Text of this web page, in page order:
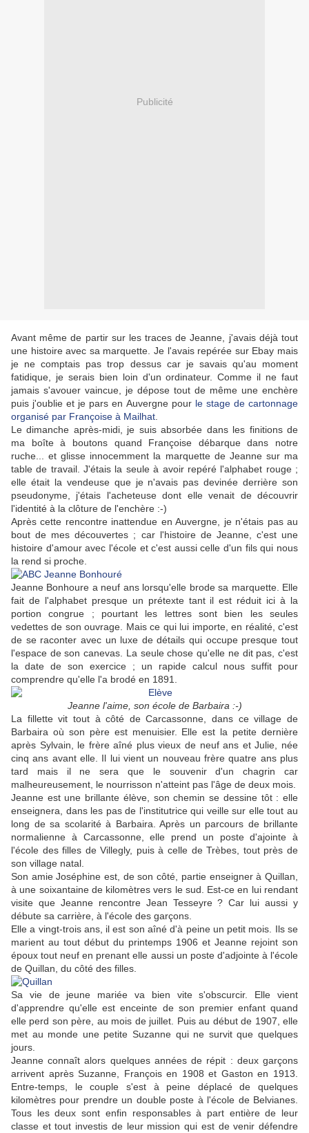
Publicité
Avant même de partir sur les traces de Jeanne, j'avais déjà tout
une histoire avec sa marquette. Je l'avais repérée sur Ebay mais
je ne comptais pas trop dessus car je savais qu'au moment
fatidique, je serais bien loin d'un ordinateur. Comme il ne faut
jamais s'avouer vaincue, je dépose tout de même une enchère
puis j'oublie et je pars en Auvergne pour le stage de cartonnage
organisé par Françoise à Mailhat
Le dimanche après-midi, je suis absorbée dans les finitions de
ma boîte à boutons quand Françoise débarque dans notre
ruche... et glisse innocemment la marquette de Jeanne sur ma
table de travail. J'étais la seule à avoir repéré l'alphabet rouge ;
elle était la vendeuse que je n'avais pas devinée derrière son
pseudonyme, j'étais l'acheteuse dont elle venait de découvrir
l'identité à la clôture de l'enchère :-)
Après cette rencontre inattendue en Auvergne, je n'étais pas au
bout de mes découvertes ; car l'histoire de Jeanne, c'est une
histoire d'amour avec l'école et c'est aussi celle d'un fils qui nous
la rend si proche.
Jeanne Bonhoure a neuf ans lorsqu'elle brode sa marquette. Elle
fait de l'alphabet presque un prétexte tant il est réduit ici à la
portion congrue ; pourtant les lettres sont bien les seules
vedettes de son ouvrage. Mais ce qui lui importe, en réalité, c'est
de se raconter avec un luxe de détails qui occupe presque tout
l'espace de son canevas. La seule chose qu'elle ne dit pas, c'est
la date de son exercice ; un rapide calcul nous suffit pour
comprendre qu'elle l'a brodé en 1891.
Jeanne l'aime, son école de Barbaira :-)
La fillette vit tout à côté de Carcassonne, dans ce village de
Barbaira où son père est menuisier. Elle est la petite dernière
après Sylvain, le frère aîné plus vieux de neuf ans et Julie, née
cinq ans avant elle. Il lui vient un nouveau frère quatre ans plus
tard mais il ne sera que le souvenir d'un chagrin car
malheureusement, le nourrisson n'atteint pas l'âge de deux mois.
Jeanne est une brillante élève, son chemin se dessine tôt : elle
enseignera, dans les pas de l'institutrice qui veille sur elle tout au
long de sa scolarité à Barbaira. Après un parcours de brillante
normalienne à Carcassonne, elle prend un poste d'ajointe à
l'école des filles de Villegly, puis à celle de Trèbes, tout près de
son village natal.
Son amie Joséphine est, de son côté, partie enseigner à Quillan,
à une soixantaine de kilomètres vers le sud. Est-ce en lui rendant
visite que Jeanne rencontre Jean Tesseyre ? Car lui aussi y
débute sa carrière, à l'école des garçons.
Elle a vingt-trois ans, il est son aîné d'à peine un petit mois. Ils se
marient au tout début du printemps 1906 et Jeanne rejoint son
époux tout neuf en prenant elle aussi un poste d'adjointe à l'école
de Quillan, du côté des filles.
Sa vie de jeune mariée va bien vite s'obscurcir. Elle vient
d'apprendre qu'elle est enceinte de son premier enfant quand
elle perd son père, au mois de juillet. Puis au début de 1907, elle
met au monde une petite Suzanne qui ne survit que quelques
jours.
Jeanne connaît alors quelques années de répit : deux garçons
arrivent après Suzanne, François en 1908 et Gaston en 1913.
Entre-temps, le couple s'est à peine déplacé de quelques
kilomètres pour prendre un double poste à l'école de Belvianes.
Tous les deux sont enfin responsables à part entière de leur
classe et tout investis de leur mission qui est de venir défendre